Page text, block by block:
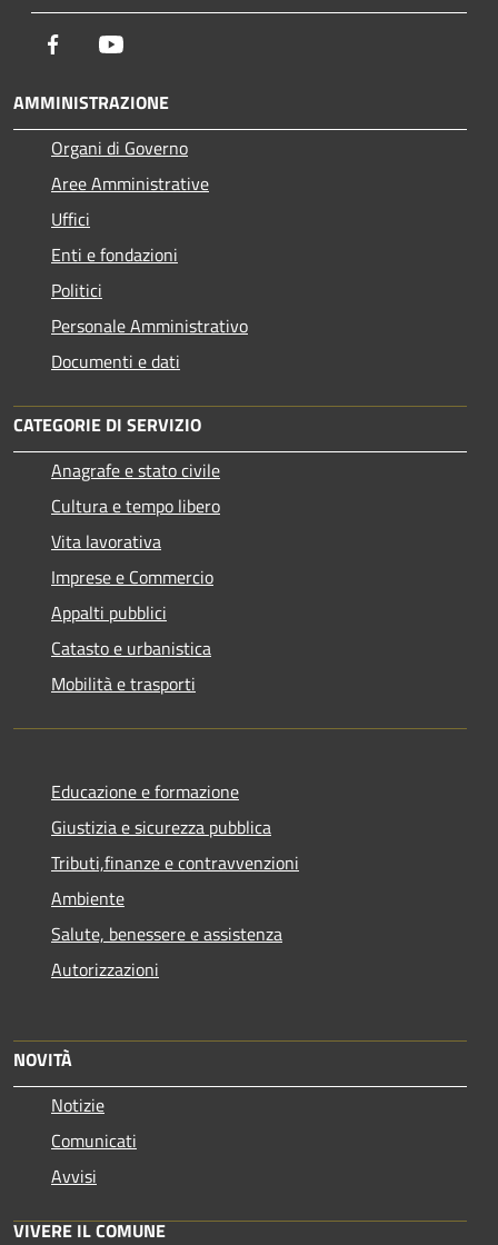
Facebook
AMMINISTRAZIONE
Organi di Governo
Aree Amministrative
Uffici
Enti e fondazioni
Politici
Personale Amministrativo
Documenti e dati
CATEGORIE DI SERVIZIO
Anagrafe e stato civile
Cultura e tempo libero
Vita lavorativa
Imprese e Commercio
Appalti pubblici
Catasto e urbanistica
Mobilità e trasporti
Educazione e formazione
Giustizia e sicurezza pubblica
Tributi,finanze e contravvenzioni
Ambiente
Salute, benessere e assistenza
Autorizzazioni
NOVITÀ
Notizie
Comunicati
Avvisi
VIVERE IL COMUNE